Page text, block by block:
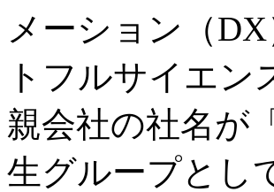
メーション（
トフルサイエン
親会社の社名が
生グループとし